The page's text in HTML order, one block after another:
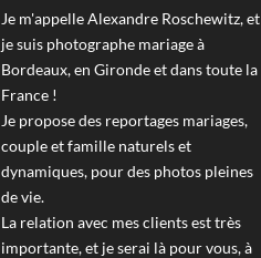
Je m'appelle Alexandre Roschewitz, et
je suis photographe mariage à
Bordeaux, en Gironde et dans toute la
France !
Je propose des reportages mariages,
couple et famille naturels et
dynamiques, pour des photos pleines
de vie.
La relation avec mes clients est très
importante, et je serai là pour vous, à